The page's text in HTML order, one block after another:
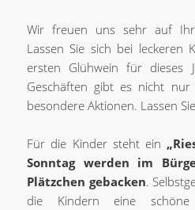
Wir freuen uns sehr auf
Lassen Sie sich bei leckeren
ersten Glühwein für dieses
Geschäften gibt es nicht
besondere Aktionen. Lassen
Für die Kinder steht ein
Sonntag werden im
Plätzchen gebacken.
die Kindern eine